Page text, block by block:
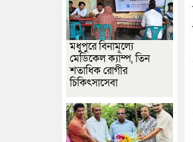
মধুপুরে বিনামূল্যে
মেডিকেল ক্যাম্প, তিন
শতাধিক রোগীর
চিকিৎসাসেবা